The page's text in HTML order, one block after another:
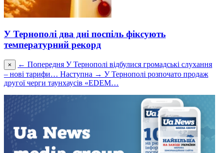
У Тернополі два дні поспіль фіксують
температурний рекорд
× ← Попередня У Тернополі відбулися громадські слухання
– нові тарифи… Наступна → У Тернополі розпочато продаж
другої черги таунхаусів «ЕDEM…